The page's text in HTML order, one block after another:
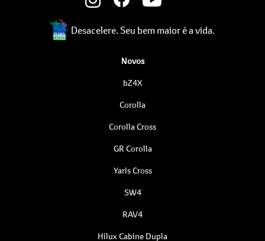
Desacelere. Seu bem maior é a vida.
Novos
bZ4X
Corolla
Corolla Cross
GR Corolla
Yaris Cross
SW4
RAV4
Hilux Cabine Dupla